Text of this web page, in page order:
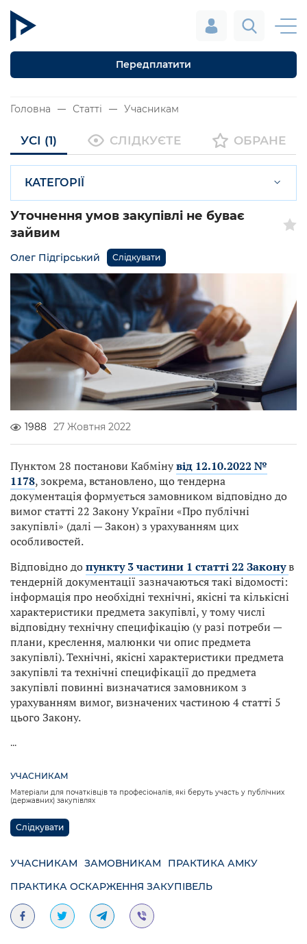
Передплатити
Головна Статті Учасникам
УСІ (1) СЛІДКУЄТЕ ОБРАНЕ
КАТЕГОРІЇ
Уточнення умов закупівлі не буває
зайвим
Олег Підгірський Слідкувати
1988 27 Жовтня 2022
Пунктом 28 постанови Кабмінувід 12.10.2022 №
1178, зокрема, встановлено, що тендерна
документація формується замовником відповідно до
вимог статті 22 Закону України «Про публічні
закупівлі» (далі — Закон) з урахуванням цих
особливостей.
Відповідно допункту 3 частини 1 статті 22 Законув
тендерній документації зазначаються такі відомості:
інформація про необхідні технічні, якісні та кількісні
характеристики предмета закупівлі, у тому числі
відповідну технічну специфікацію (у разі потреби —
плани, креслення, малюнки чи опис предмета
закупівлі). Технічні, якісні характеристики предмета
закупівлі та технічні специфікації до предмета
закупівлі повинні визначатися замовником з
урахуванням вимог, визначених частиною 4 статті 5
цього Закону.
...
УЧАСНИКАМ
Матеріали для початківців та професіоналів, які беруть участь у публічних
(державних) закупівлях
Слідкувати
УЧАСНИКАМ ЗАМОВНИКАМ
ПРАКТИКА АМКУ
ПРАКТИКА ОСКАРЖЕННЯ ЗАКУПІВЕЛЬ